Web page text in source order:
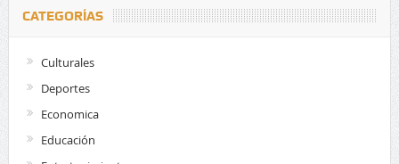
CATEGORÍAS
Culturales
Deportes
Economica
Educación